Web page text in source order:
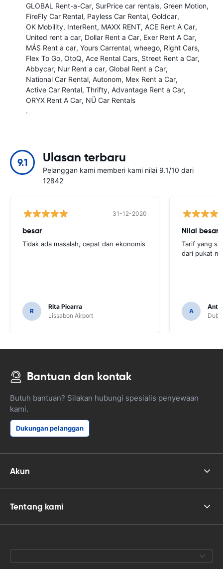
GLOBAL Rent-a-Car SurPrice car rentals Green Motion
FireFly Car Rental Payless Car Rental Goldcar
OK Mobility InterRent MAXX RENT ACE Rent A Car
United rent a car Dollar Rent a Car Exer Rent A Car
MÁS Rent a car Yours Carrental wheego Right Cars
Flex To Go OtoQ Ace Rental Cars Street Rent a Car
Abbycar Nur Rent a car Global Rent a Car
National Car Rental Autonom Mex Rent a Car
Active Car Rental Thrifty Advantage Rent a Car
ORYX Rent A Car NÜ Car Rentals
.
9.1 Ulasan terbaru
Pelanggan kami memberi kami nilai 9.1/10 dari
12842
31-12-2020
besar
Tidak ada masalah, cepat dan ekonomis
R
Rita Picarra
Lissabon Airport
Nilai besar
Tarif yang
dari pukat
A
Bantuan dan kontak
Butuh bantuan? Silakan hubungi spesialis penyewaan
kami.
Dukungan pelanggan
Akun
Tentang kami